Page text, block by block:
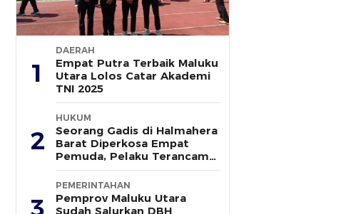
1
DAERAH
Empat Putra Terbaik Maluku
Utara Lolos Catar Akademi
TNI 2025
2
HUKUM
Seorang Gadis di Halmahera
Barat Diperkosa Empat
Pemuda, Pelaku Terancam
15 Tahun Penjara
PEMERINTAHAN
Pemprov Maluku Utara
Sudah Salurkan DBH